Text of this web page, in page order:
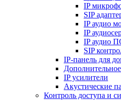
IP
SIP
IP аудио
IP
IP аудио
SIP
IP-панель для
IP усилители
Акустические
Контроль доступа и